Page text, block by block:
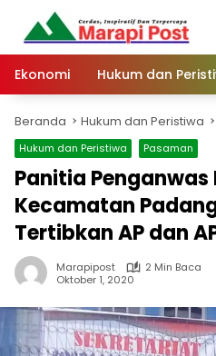
Langsung
konten
Ekonomi
Hukum dan
Beranda Hukum dan Peristiwa
Hukum dan Peristiwa Pasaman
Panitia Penganwas
Kecamatan
Tertibkan AP dan
Marapipost
2 Min Baca
Oktober 1, 2020